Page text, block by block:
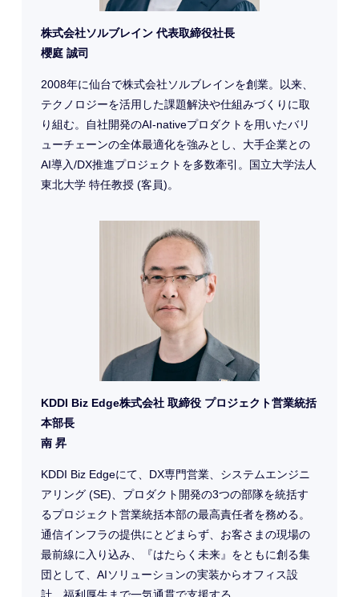
株式会社ソルブレイン 代表取締役社長
櫻庭 誠司
2008年に仙台で株式会社ソルブレインを創業。以来、
テクノロジーを活用した課題解決や仕組みづくりに取
り組む。自社開発のAI-nativeプロダクトを用いたバリ
ューチェーンの全体最適化を強みとし、大手企業との
AI導入/DX推進プロジェクトを多数牽引。国立大学法人
東北大学 特任教授 (客員)。
KDDI Biz Edge株式会社 取締役 プロジェクト営業統括
本部長
南 昇
KDDI Biz Edgeにて、DX専門営業、システムエンジニ
アリング (SE)、プロダクト開発の3つの部隊を統括す
るプロジェクト営業統括本部の最高責任者を務める。
通信インフラの提供にとどまらず、お客さまの現場の
最前線に入り込み、『はたらく未来』をともに創る集
団として、AIソリューションの実装からオフィス設
計、福利厚生まで一気通貫で支援する。